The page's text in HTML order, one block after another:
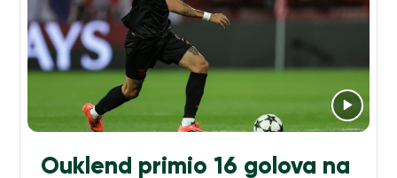
Ouklend primio 16 golova na